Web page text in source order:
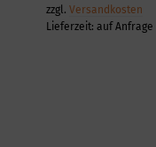
zzgl.Versandkosten
Lieferzeit:auf Anfrage